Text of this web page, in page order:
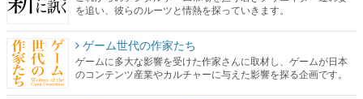
を追い、彼らのルーツと情熱を探っていきます。
ゲーム世代の作家たち
ゲームに多大な影響を受けた作家さんに取材し、ゲームが日本
のコンテンツ産業やカルチャーに与えた影響を探る企画です。